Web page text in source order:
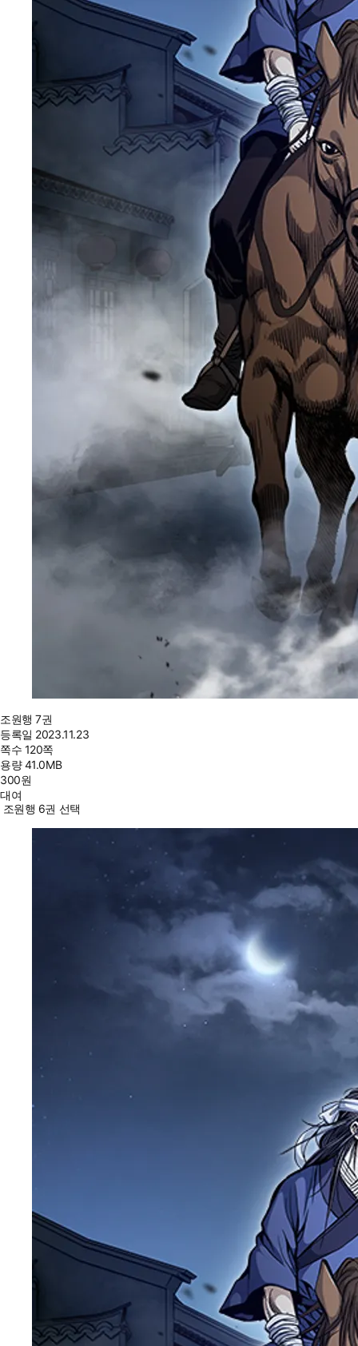
조원행 7권
등록일 2023.11.23
쪽수 120쪽
용량41.0MB
300원
대여
조원행 6권 선택